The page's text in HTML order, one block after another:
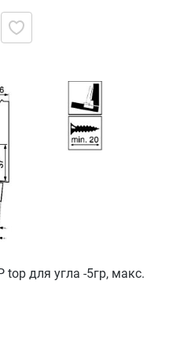
для угла -5гр, макс.